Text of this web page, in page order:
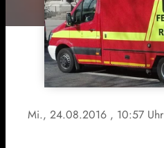
Mi., 24.08.2016 , 10:57 Uhr